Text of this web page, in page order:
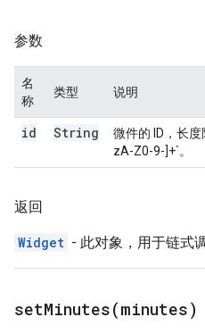
参数
名
称
类型 说明
id String
微件的 ID，长
zA-Z0-9-]+`。
返回
Widget - 此对象，用于链式调
setMinutes(minutes)